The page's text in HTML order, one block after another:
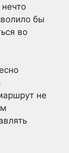
бы
во
не